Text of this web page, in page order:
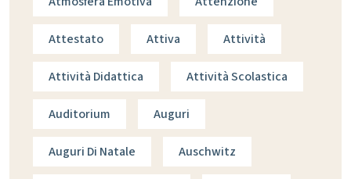
Attestato Attiva Attività
Attività Didattica Attività Scolastica
Auditorium Auguri
Auguri Di Natale Auschwitz